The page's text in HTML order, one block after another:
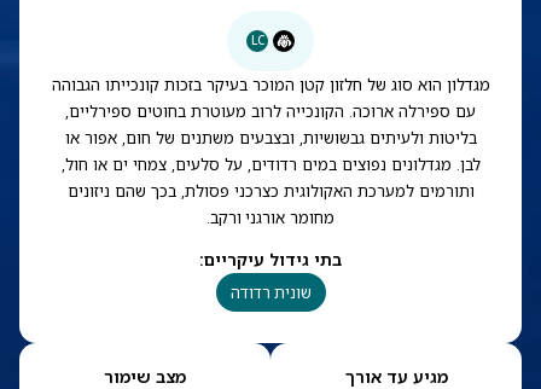
LC
מגדלון הוא סוג של חלזון קטן המוכר בעיקר בזכות קונכייתו הגבוהה
עם ספירלה ארוכה. הקונכייה לרוב מעוטרת בחוטים ספירליים,
בליטות ולעיתים גבשושיות, ובצבעים משתנים של חום, אפור או
לבן. מגדלונים נפוצים במים רדודים, על סלעים, צמחי ים או חול,
ותורמים למערכת האקולוגית כצרכני פסולת, בכך שהם ניזונים
מחומר אורגני ורקב.
בתי גידול עיקריים:
שונית רדודה
מגיע עד אורך מצב שימור